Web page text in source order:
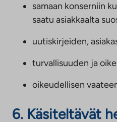
samaan konserniin
saatu asiakkaalta
uutiskirjeiden,
turvallisuuden ja
oikeudellisen
6. Käsiteltävät